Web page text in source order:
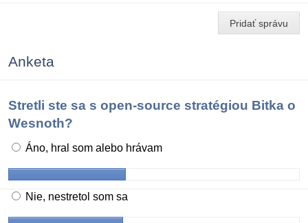
Pridať správu
Anketa
Stretli ste sa s open-source stratégiou Bitka o
Wesnoth?
Áno, hral som alebo hrávam
Nie, nestretol som sa